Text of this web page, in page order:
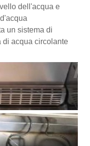
dell'acqua e
un sistema di
di acqua circolante